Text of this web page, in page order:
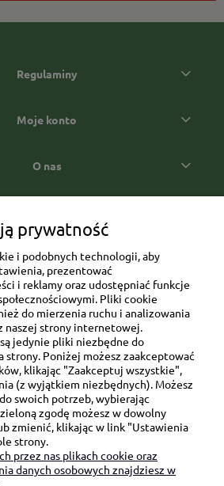
Regulaminy
Moje konto
O nas
6/8 lok. 57/58
91-341 Łódź
6751510615
SIĘ Z NAMI:
happygifts.com
690 172 872
prywatność
i podobnych technologii, aby
prezentować
i reklamy oraz udostępniać funkcje
Pliki cookie
do mierzenia ruchu i analizowania
naszej strony internetowej.
jedynie pliki niezbędne do
strony. Poniżej możesz zaakceptować
klikając "Zaakceptuj wszystkie",
(z wyjątkiem niezbędnych). Możesz
swoich potrzeb, wybierając
zgodę możesz w dowolny
zmienić, klikając w link "Ustawienia
strony.
przez nas plikach cookie oraz
danych osobowych znajdziesz w